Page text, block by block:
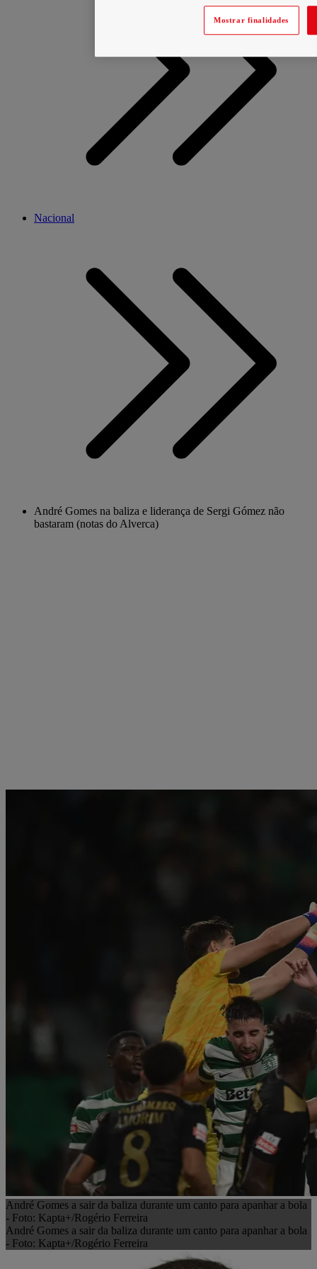
Nacional
André Gomes na baliza e liderança de Sergi Gómez não
bastaram (notas do Alverca)
André Gomes a sair da baliza durante um canto para apanhar a bola
- Foto: Kapta+/Rogério Ferreira
André Gomes a sair da baliza durante um canto para apanhar a bola
- Foto: Kapta+/Rogério Ferreira
Mostrar finalidades